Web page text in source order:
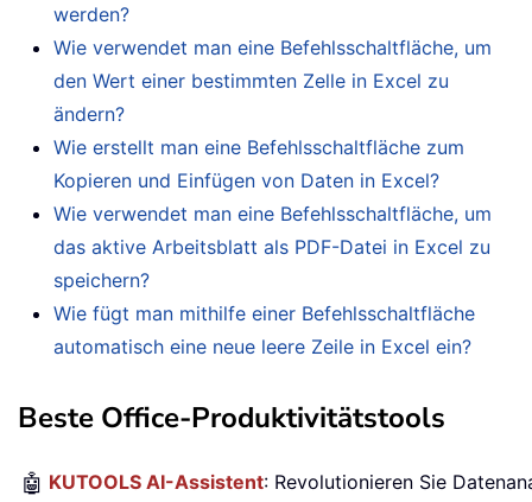
werden?
Wie verwendet man eine Befehlsschaltfläche, um
den Wert einer bestimmten Zelle in Excel zu
ändern?
Wie erstellt man eine Befehlsschaltfläche zum
Kopieren und Einfügen von Daten in Excel?
Wie verwendet man eine Befehlsschaltfläche, um
das aktive Arbeitsblatt als PDF-Datei in Excel zu
speichern?
Wie fügt man mithilfe einer Befehlsschaltfläche
automatisch eine neue leere Zeile in Excel ein?
Beste Office-Produktivitätstools
🤖 KUTOOLS AI-Assistent: Revolutionieren Sie